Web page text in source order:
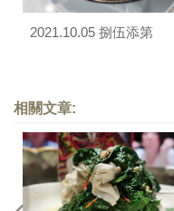
2021.10.05 捌伍添第
相關文章: